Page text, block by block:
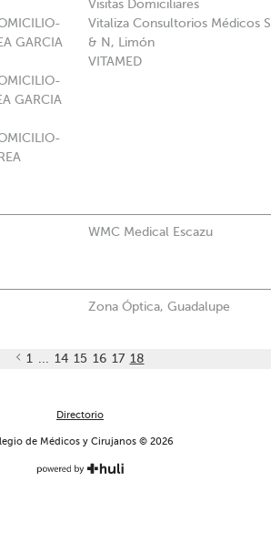
GARCIA
GARCIA
Visitas Domiciliares
Vitaliza Consultorios Médicos S
& N, Limón
VITAMED
WMC Medical Escazu
Zona Óptica, Guadalupe
1 ... 14 15 16 17 18
Directorio
de Médicos y Cirujanos © 2026